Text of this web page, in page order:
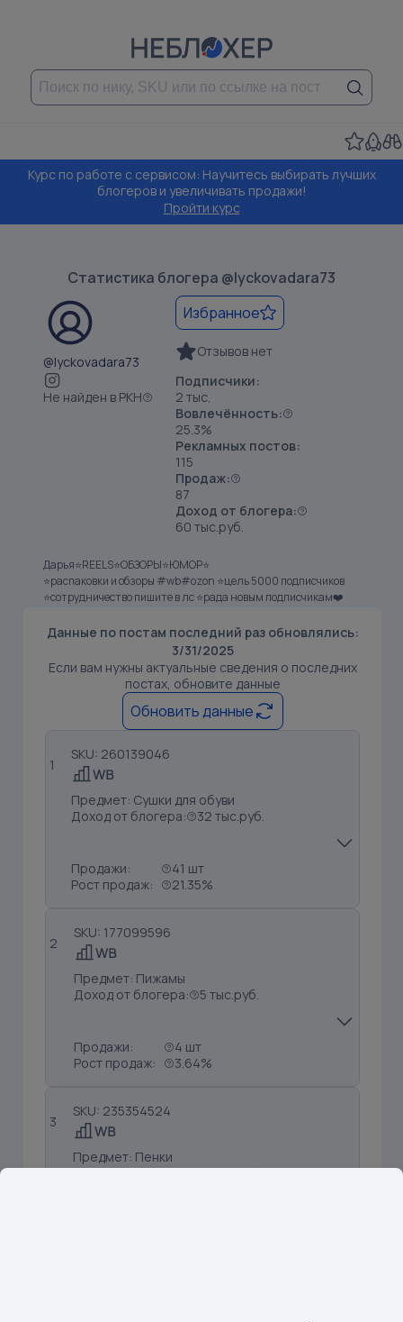
Курс по работе с сервисом: Научитесь выбирать лучших
блогеров и увеличивать продажи!
Пройти курс
Статистика блогера @lyckovadara73
@lyckovadara73
Не найден в РКН
Отзывов нет
Избранное
Дарья⭐️REELS⭐️ОБЗОРЫ⭐️ЮМОР⭐️
⭐️распаковки и обзоры #wb#ozon ⭐️цель 5000 подписчиков
⭐️сотрудничество пишите в лс ⭐️рада новым подписчикам❤️
Подписчики:
2 тыс.
Вовлечённость:
25.3%
Рекламных постов:
115
Продаж:
87
Доход от блогера:
60 тыс.руб.
Данные по постам последний раз обновлялись:
3/31/2025
Если вам нужны актуальные сведения о последних
постах, обновите данные
Обновить данные
1
SKU: 260139046
Предмет: Сушки для обуви
Доход от блогера:
32 тыс.руб.
Продажи:
41 шт
Рост продаж:
21.35%
2
SKU: 177099596
Предмет: Пижамы
Доход от блогера:
5 тыс.руб.
Продажи:
4 шт
Рост продаж:
3.64%
3
SKU: 235354524
Предмет: Пенки
Доход от блогера:
4 тыс.руб.